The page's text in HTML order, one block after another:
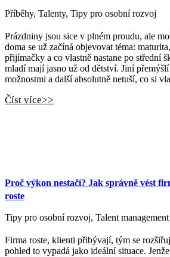
Příběhy, Talenty, Tipy pro osobní rozvoj
Prázdniny jsou sice v plném proudu, ale
doma se už začíná objevovat téma:
přijímačky a co vlastně nastane po střední
mladí mají jasno už od dětství. Jiní
možnostmi a další absolutně netuší, co si
Číst více>>
Proč výkon nestačí? Jak správně vést
roste
Tipy pro osobní rozvoj, Talent management
Firma roste, klienti přibývají, tým se
pohled to vypadá jako ideální situace.